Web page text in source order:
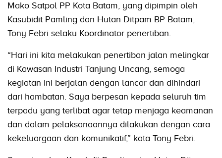
Mako Satpol PP Kota Batam, yang dipimpin oleh
Kasubidit Pamling dan Hutan Ditpam BP Batam,
Tony Febri selaku Koordinator penertiban.
“Hari ini kita melakukan penertiban jalan melingkar
di Kawasan Industri Tanjung Uncang, semoga
kegiatan ini berjalan dengan lancar dan dihindari
dari hambatan. Saya berpesan kepada seluruh tim
terpadu yang terlibat agar tetap menjaga keamanan
dan dalam pelaksanaannya dilakukan dengan cara
kekeluargaan dan komunikatif,” kata Tony Febri.